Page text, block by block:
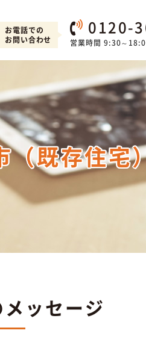
お電話での
お問い合わせ
0120-
営業時間 9:30～
既存住
ッセージ